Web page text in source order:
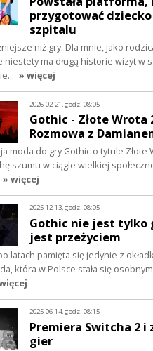
przygotować
szpitalu
niż gry. Dla mnie, jako
niestety ma długą historie wizyt w
» więcej
2026-02-21, godz. 08:05
Gothic - Złote Wrota
Rozmowa z
moda do gry Gothic o tytule Złote
szumu w ciągle wielkiej
» więcej
2025-12-13, godz. 08:05
Gothic nie jest tylko
jest przeżyciem
latach pamięta się jedynie z
która w Polsce stała się
2025-06-14, godz. 08:15
Premiera Switcha 2 i
gier